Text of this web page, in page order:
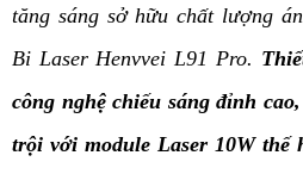
tăng sáng sở hữu chất lượng
Bi Laser Henvvei L91 Pro.
công nghệ chiếu sáng đỉnh
trội với module Laser 10W thế